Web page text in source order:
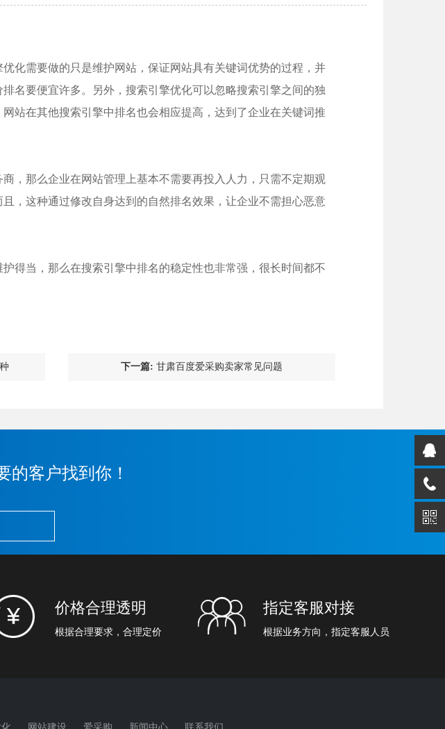
化需要做的只是维护网站，保证网站具有关键词优势的过程，并
名要便宜许多。另外，搜索引擎优化可以忽略搜索引擎之间的独
站在其他搜索引擎中排名也会相应提高，达到了企业在关键词推
，那么企业在网站管理上基本不需要再投入人力，只需不定期观
，这种通过修改自身达到的自然排名效果，让企业不需担心恶意
得当，那么在搜索引擎中排名的稳定性也非常强，很长时间都不
下一篇: 甘肃百度爱采购卖家常见问题
的客户找到你！
价格合理透明
根据合理要求，合理定价
指定客服对接
根据业务方向，指定客服人员
网站建设 爱采购 新闻中心 联系我们